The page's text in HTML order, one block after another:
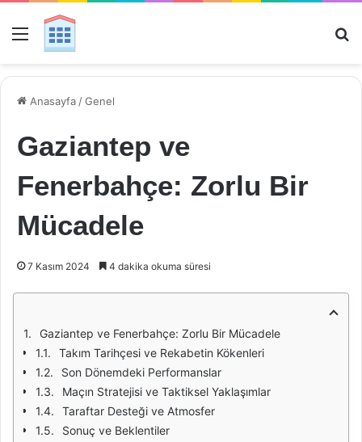
Menü
Anasayfa /Genel
Gaziantep ve
Fenerbahçe: Zorlu Bir
Mücadele
7 Kasım 2024 4 dakika okuma süresi
Gaziantep ve Fenerbahçe: Zorlu Bir Mücadele
Takım Tarihçesi ve Rekabetin Kökenleri
Son Dönemdeki Performanslar
Maçın Stratejisi ve Taktiksel Yaklaşımlar
Taraftar Desteği ve Atmosfer
Sonuç ve Beklentiler